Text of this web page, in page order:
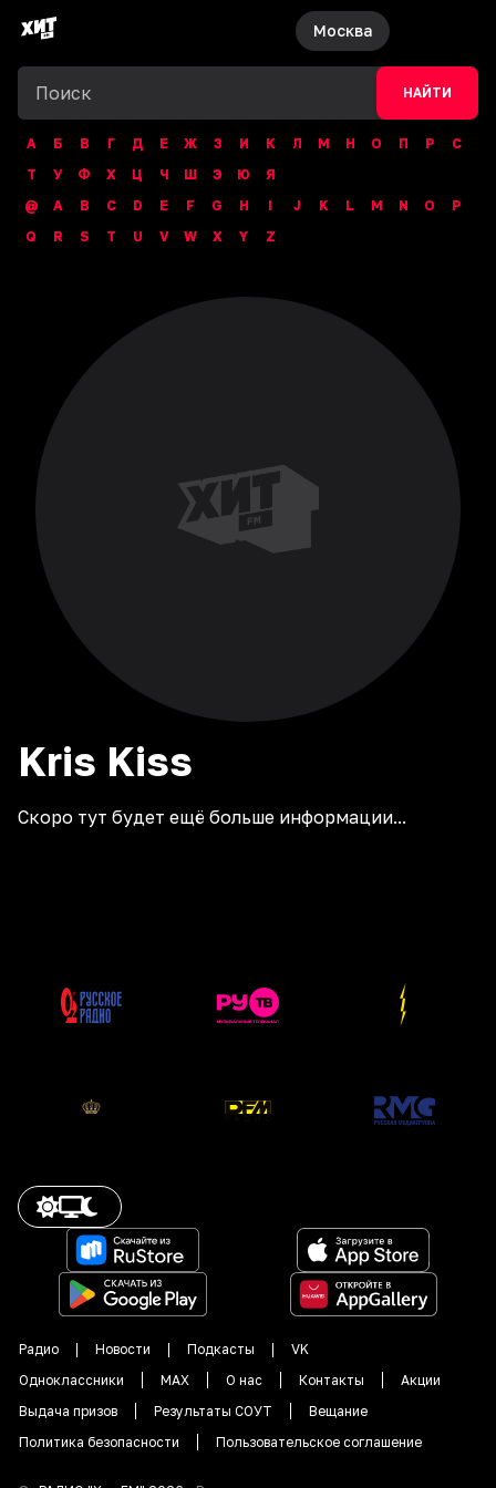
Москва
НАЙТИ
А Б В Г Д Е Ж З И К Л М Н О П Р
С
Т
У Ф Х Ц Ч Ш Э Ю
Я
@
A B C D E F G H I J K L M N O
P
Q
R S T U V W X Y Z
Kris Kiss
Скоро тут будет ещё больше информации...
Радио Новости Подкасты
VK
Одноклассники
MAX О нас Контакты
Акции
Выдача призов
Результаты СОУТ
Вещание
Политика безопасности
Пользовательское соглашение